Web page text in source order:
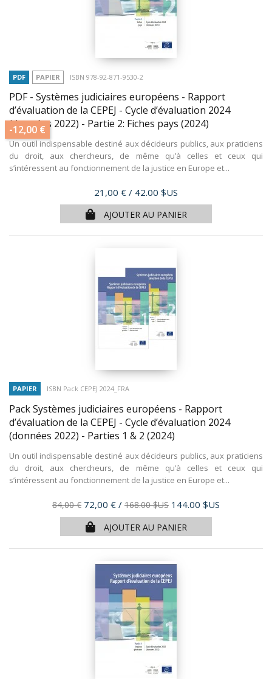
PDF PAPIER ISBN 978-92-871-9530-2
PDF - Systèmes judiciaires européens - Rapport
d’évaluation de la CEPEJ - Cycle d’évaluation 2024
(données 2022) - Partie 2: Fiches pays (2024)
Un outil indispensable destiné aux décideurs publics, aux praticiens
du droit, aux chercheurs, de même qu’à celles et ceux qui
s’intéressent au fonctionnement de la justice en Europe et...
Prix
21,00 € / 42.00 $US
AJOUTER AU PANIER
PAPIER ISBN Pack CEPEJ 2024_FRA
Pack Systèmes judiciaires européens - Rapport
d’évaluation de la CEPEJ - Cycle d’évaluation 2024
(données 2022) - Parties 1 & 2 (2024)
Un outil indispensable destiné aux décideurs publics, aux praticiens
du droit, aux chercheurs, de même qu’à celles et ceux qui
s’intéressent au fonctionnement de la justice en Europe et...
Prix
de
84,00 €
-12,00 €
Prix
72,00 € / 168.00 $US 144.00 $US
AJOUTER AU PANIER